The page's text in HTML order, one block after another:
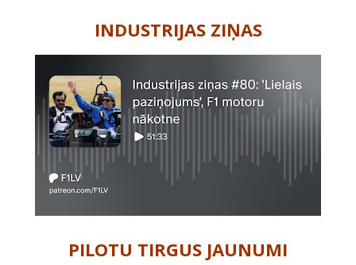
INDUSTRIJAS ZIŅAS
PILOTU TIRGUS JAUNUMI